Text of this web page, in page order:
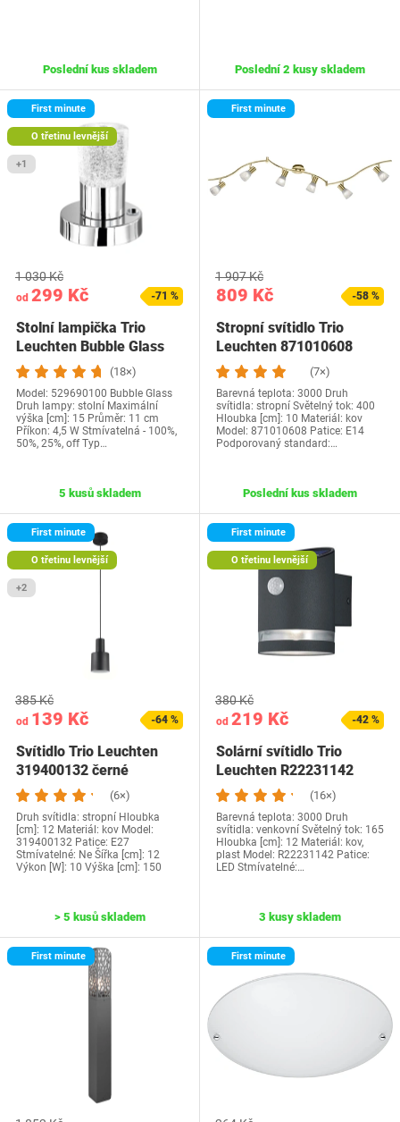
Poslední kus skladem Poslední 2 kusy skladem
First minute
O třetinu levnější
+1
od 299 Kč
1 030 Kč
-71 %
Stolní lampička Trio
Leuchten Bubble Glass
(18×)
Model: 529690100 Bubble Glass
Druh lampy: stolní Maximální
výška [cm]: 15 Průměr: 11 cm
Příkon: 4,5 W Stmívatelná - 100%,
50%, 25%, off Typ…
5 kusů skladem
First minute
809 Kč
1 907 Kč
-58 %
Stropní svítidlo Trio
Leuchten 871010608
(7×)
Barevná teplota: 3000 Druh
svítidla: stropní Světelný tok: 400
Hloubka [cm]: 10 Materiál: kov
Model: 871010608 Patice: E14
Podporovaný standard:…
Poslední kus skladem
First minute
O třetinu levnější
+2
od 139 Kč
385 Kč
-64 %
Svítidlo Trio Leuchten
319400132 černé
(6×)
Druh svítidla: stropní Hloubka
[cm]: 12 Materiál: kov Model:
319400132 Patice: E27
Stmívatelné: Ne Šířka [cm]: 12
Výkon [W]: 10 Výška [cm]: 150
> 5 kusů skladem
First minute
O třetinu levnější
od 219 Kč
380 Kč
-42 %
Solární svítidlo Trio
Leuchten R22231142
(16×)
Barevná teplota: 3000 Druh
svítidla: venkovní Světelný tok: 165
Hloubka [cm]: 12 Materiál: kov,
plast Model: ‎R22231142 Patice:
LED Stmívatelné:…
3 kusy skladem
First minute First minute